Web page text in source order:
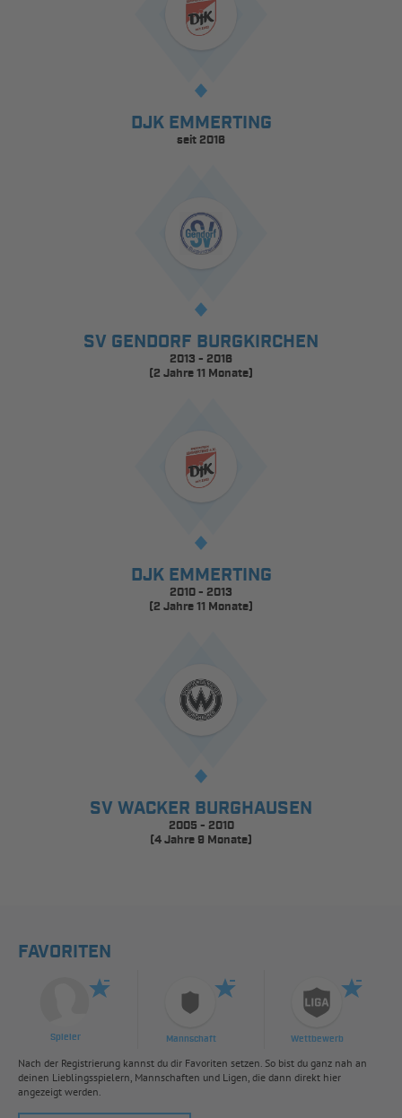
DJK EMMERTING
seit 2016
SV GENDORF BURGKIRCHEN
2013 - 2016
(2 Jahre 11 Monate)
DJK EMMERTING
2010 - 2013
(2 Jahre 11 Monate)
SV WACKER BURGHAUSEN
2005 - 2010
(4 Jahre 9 Monate)
FAVORITEN
Spieler Mannschaft Wettbewerb
Nach der Registrierung kannst du dir Favoriten setzen. So bist du ganz nah an
deinen Lieblingsspielern, Mannschaften und Ligen, die dann direkt hier
angezeigt werden.